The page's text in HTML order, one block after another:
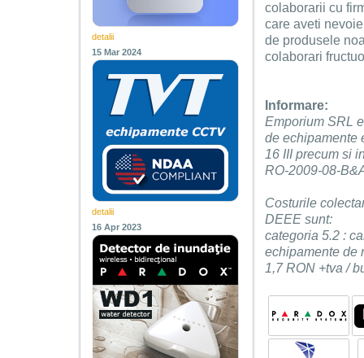
detalii
15 Mar 2024
detalii
16 Apr 2023
colaborarii cu
care aveti
de produsele
colaborari
Informare:
Emporium SRL
de echipamente
16 III precum si
RO-2009-08-
Costurile
DEEE sunt:
categoria 5.2 :
echipamente de
1,7 RON +tva /